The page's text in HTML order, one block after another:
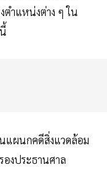
ตําแหน่งต่าง ๆ ใน
แผนกคดีสิ่งแวดล้อม
องประธานศาล